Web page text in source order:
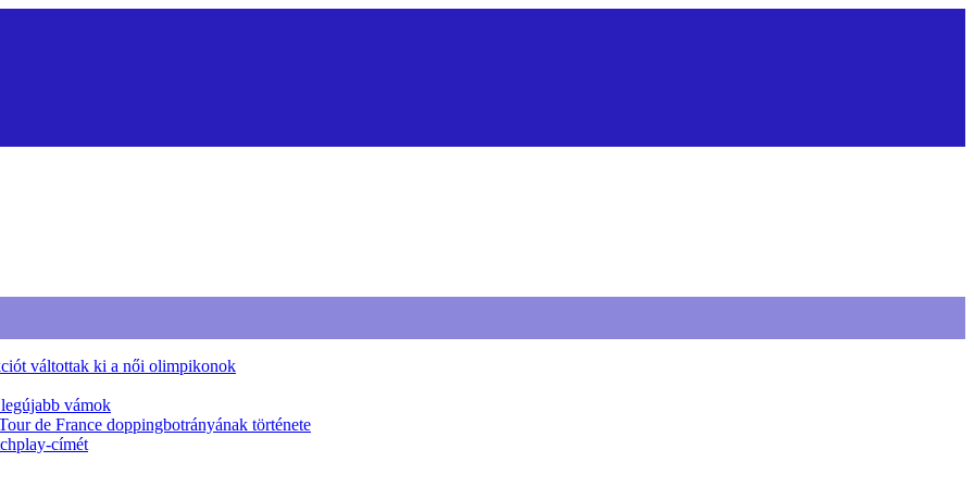
váltottak ki a női olimpikonok
vámok
de France doppingbotrányának története
címét